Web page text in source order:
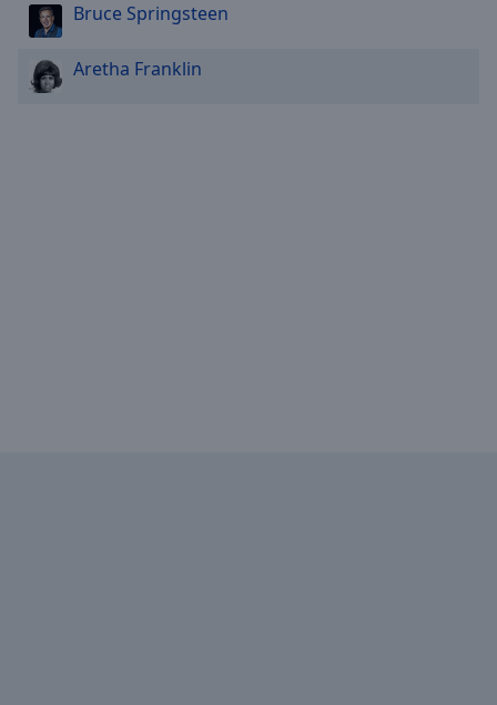
Bruce Springsteen
Aretha Franklin